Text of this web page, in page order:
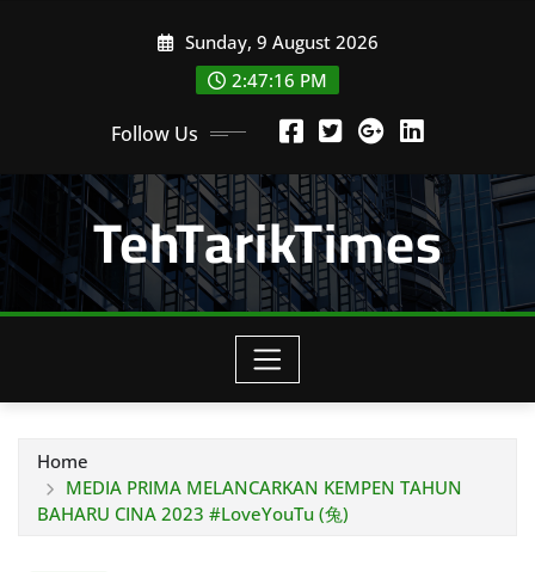
Sunday, 9 August 2026
2:47:17 PM
Follow Us
TehTarikTimes
Home
MEDIA PRIMA MELANCARKAN KEMPEN TAHUN
BAHARU CINA 2023 #LoveYouTu (兔)